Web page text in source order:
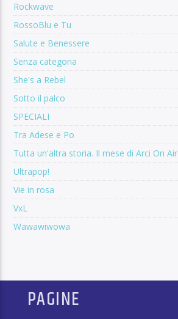
Rockwave
RossoBlu e Tu
Salute e Benessere
Senza categoria
She's a Rebel
Sotto il palco
SPECIALI
Tra Adese e Po
Tutta un'altra storia. Il mese di Arci On Air
Ultrapop!
Vie in rosa
VxL
Wawawiwowa
PAGINE